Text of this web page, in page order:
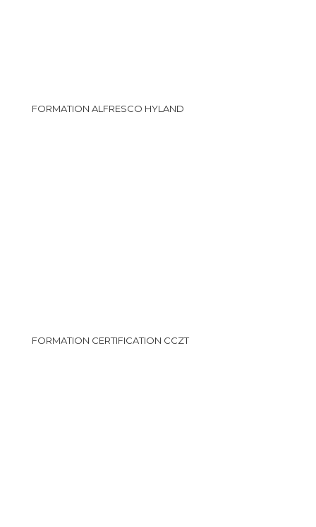
FORMATION ALFRESCO HYLAND
FORMATION CERTIFICATION CCZT